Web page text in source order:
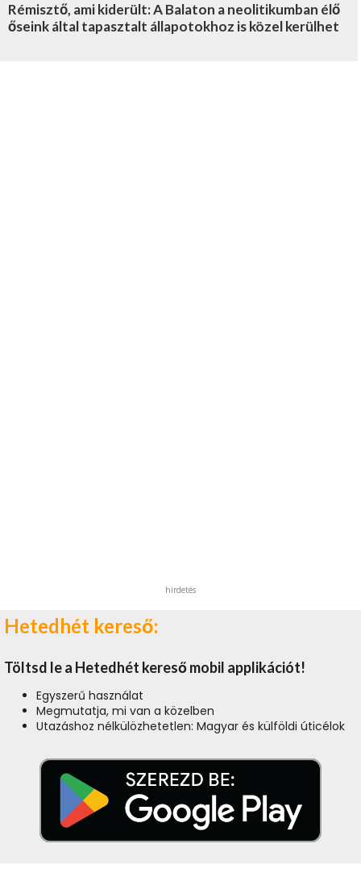
Rémisztő, ami kiderült: A Balaton a neolitikumban élő
őseink által tapasztalt állapotokhoz is közel kerülhet
hirdetés
Hetedhét kereső:
Töltsd le a Hetedhét kereső mobil applikációt!
Egyszerű használat
Megmutatja, mi van a közelben
Utazáshoz nélkülözhetetlen: Magyar és külföldi úticélok